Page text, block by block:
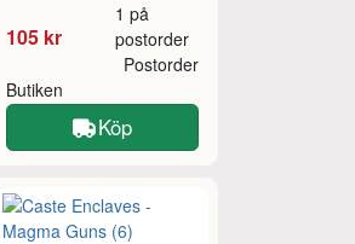
105 kr
1 på
postorder
Butiken
Postorder
Köp